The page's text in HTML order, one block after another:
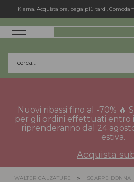
cerca...
Nuovi ribassi fino al -70% 🔥
per gli ordini effettuati entro
riprenderanno dal 24
estiva.
Acquista
WALTER CALZATURE SCARPE DONNA